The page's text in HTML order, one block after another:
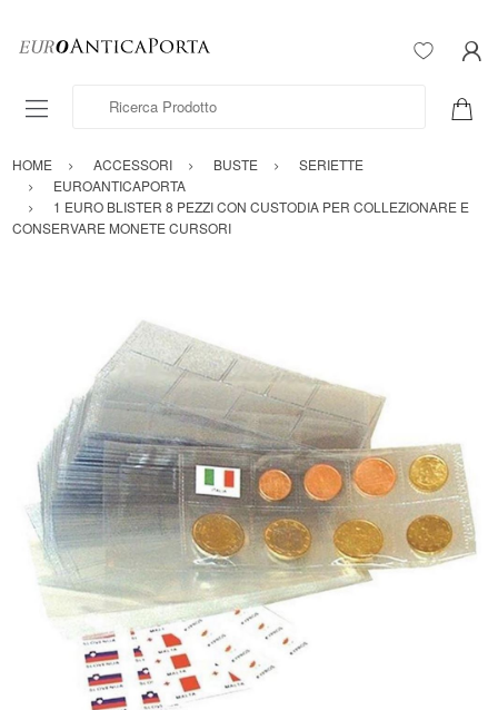
Ricerca Prodotto
HOME ACCESSORI BUSTE
SERIETTE
EUROANTICAPORTA
1 EURO BLISTER 8 PEZZI CON CUSTODIA PER COLLEZIONARE E
CONSERVARE MONETE CURSORI